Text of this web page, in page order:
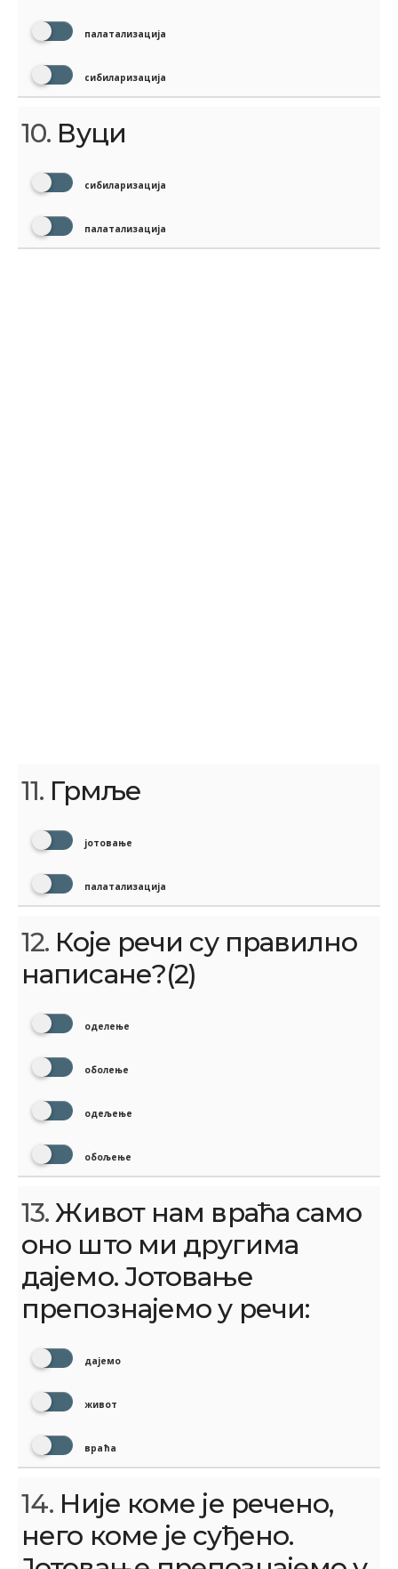
палатализација
сибиларизација
10. Вуци
сибиларизација
палатализација
11. Грмље
јотовање
палатализација
12. Које речи су правилно
написане?(2)
оделење
оболење
одељење
обољење
13.Живот нам враћа само
оно што ми другима
дајемо. Јотовање
препознајемо у речи:
дајемо
живот
враћа
14. Није коме је речено,
него коме је суђено.